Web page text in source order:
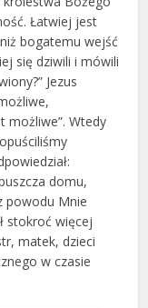
Łatwiej jest
bogatemu wejść
się dziwili i mówili
Jezus
możliwe”. Wtedy
domu,
powodu Mnie
stokroć więcej
matek, dzieci
w czasie